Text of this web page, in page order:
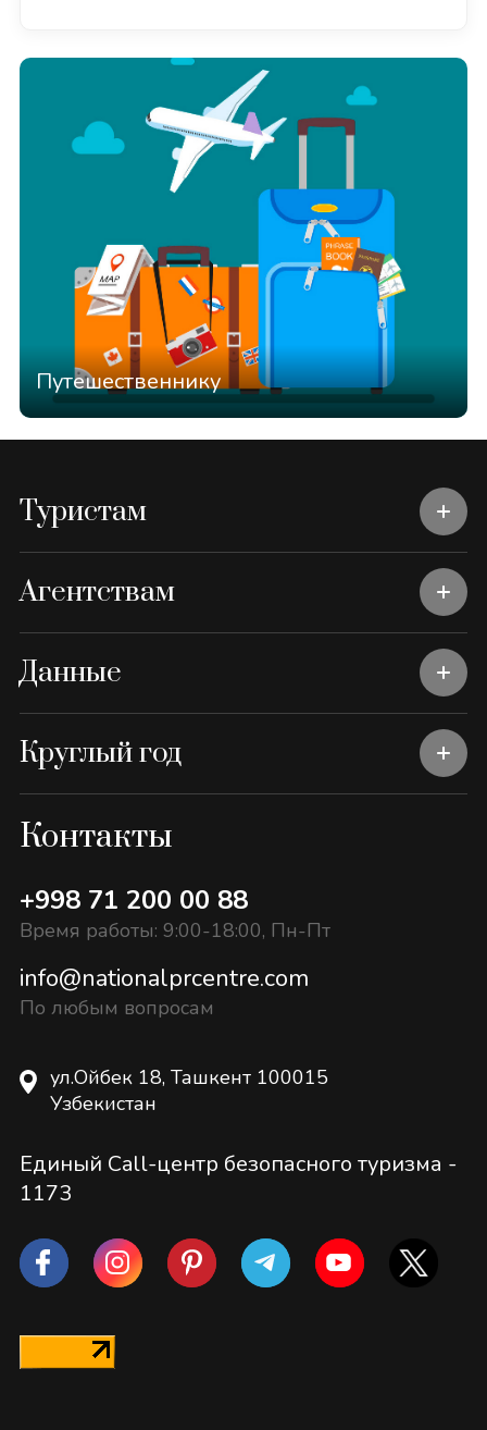
Путешественнику
Туристам
Агентствам
Данные
Круглый год
Контакты
+998 71 200 00 88
Время работы: 9:00-18:00, Пн-Пт
info@nationalprcentre.com
По любым вопросам
ул.Ойбек 18, Ташкент 100015
Узбекистан
Единый Call-центр безопасного туризма -
1173